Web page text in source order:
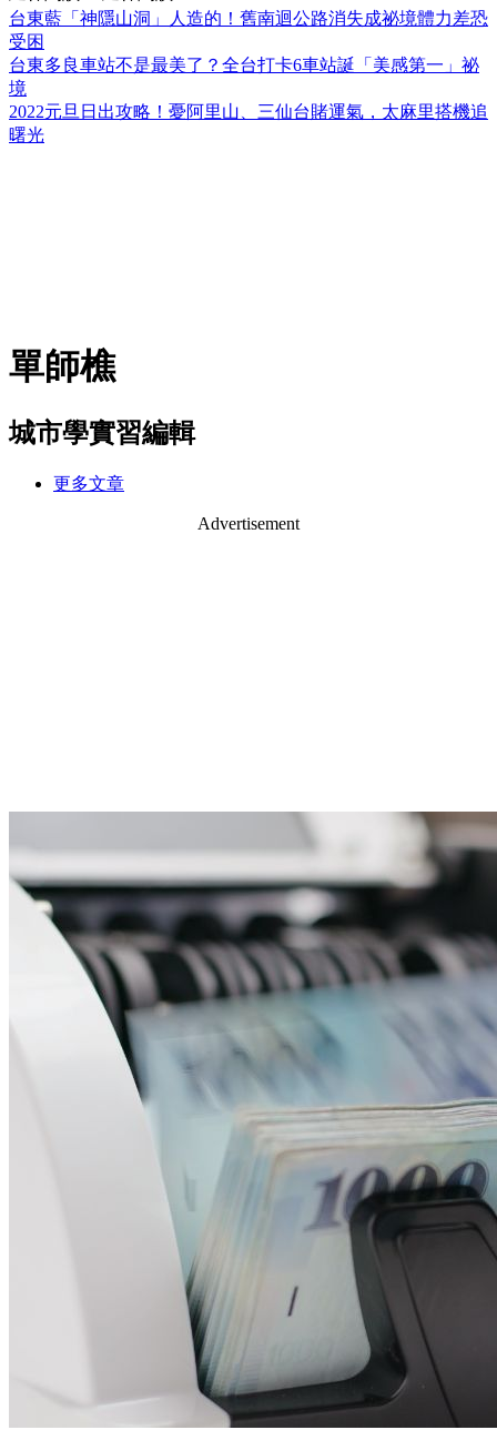
台東藍「神隱山洞」人造的！舊南迴公路消失成祕境體力差恐
受困
台東多良車站不是最美了？全台打卡6車站誕「美感第一」祕
境
2022元旦日出攻略！憂阿里山、三仙台賭運氣，太麻里搭機追
曙光
單師樵
城市學實習編輯
更多文章
Advertisement